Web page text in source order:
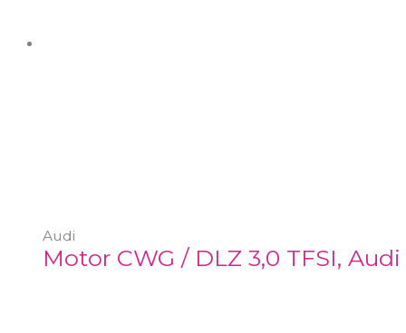
Audi
Motor CWG / DLZ 3,0 TFSI, Audi